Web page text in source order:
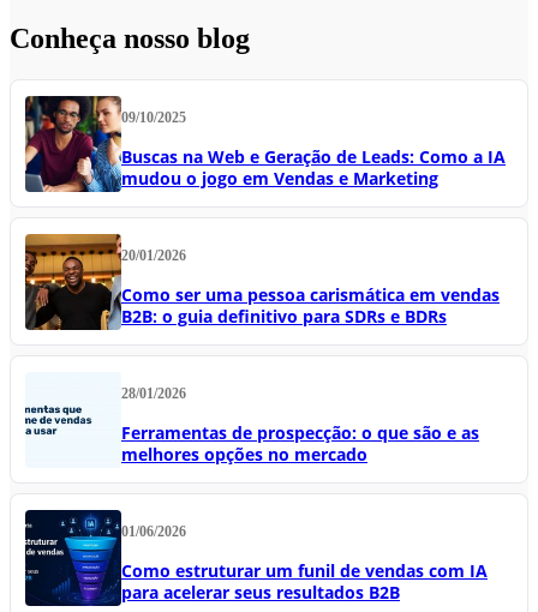
Conheça nosso blog
09/10/2025
Buscas na Web e Geração de Leads: Como a IA
mudou o jogo em Vendas e Marketing
20/01/2026
Como ser uma pessoa carismática em vendas
B2B: o guia definitivo para SDRs e BDRs
28/01/2026
Ferramentas de prospecção: o que são e as
melhores opções no mercado
01/06/2026
Como estruturar um funil de vendas com IA
para acelerar seus resultados B2B